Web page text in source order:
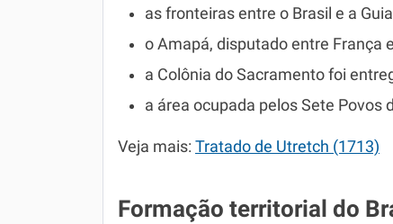
as fronteiras entre o Brasil e a
o Amapá, disputado entre França
a Colônia do Sacramento foi
a área ocupada pelos Sete Povos
Veja mais: Tratado de Utretch (1713)
Formação territorial do